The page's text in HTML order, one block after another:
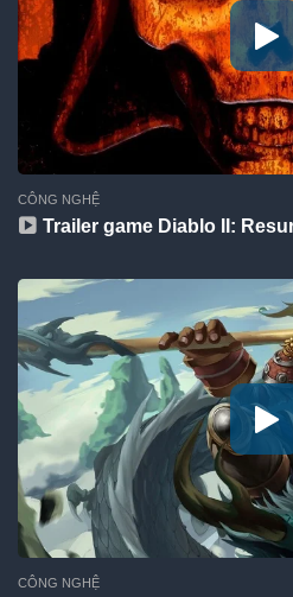
CÔNG NGHỆ
Trailer game Diablo II:
CÔNG NGHỆ